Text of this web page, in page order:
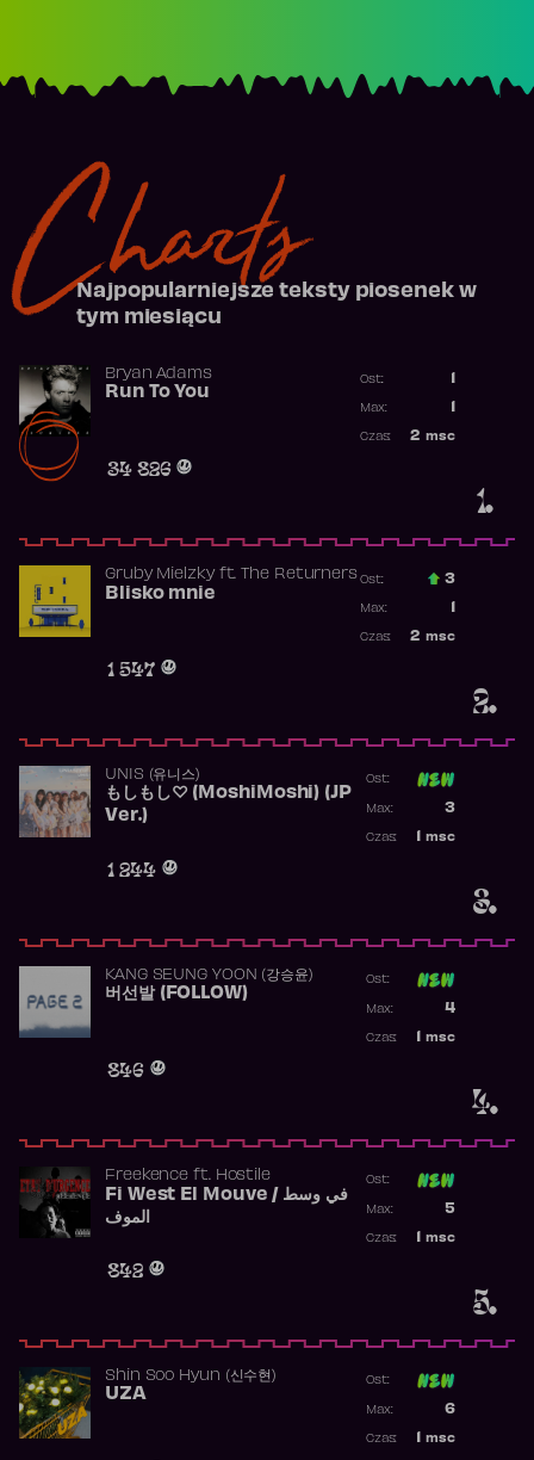
Charts
Najpopularniejsze teksty piosenek w
tym miesiącu
1.
Bryan Adams
Run To You
34 826
Ost.:
Max:
2 msc
Czas:
2.
Gruby Mielzkyft. The Returners
Blisko mnie
1 547
Ost.: 3
Max:
2 msc
Czas:
3.
UNIS (유니스)
もしもし♡ (MoshiMoshi) (JP
Ver.)
1 244
Ost:
3
Max:
msc
Czas:
4.
KANG SEUNG YOON (강승윤)
버선발 (FOLLOW)
846
Ost:
4
Max:
msc
Czas:
5.
Freekence ft. Hostile
Fi West El Mouve / في وسط
الموف
842
Ost:
5
Max:
msc
Czas:
Shin Soo Hyun (신수현)
UZA
Ost:
6
Max:
msc
Czas: